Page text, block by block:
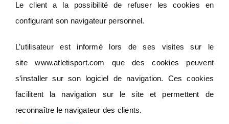
Le client a la possibilité de refuser les cookies en
configurant son navigateur personnel.
L’utilisateur est informé lors de ses visites sur le
sitewww.atletisport.com
que des cookies peuvent
s’installer sur son logiciel de navigation. Ces cookies
facilitent la navigation sur le site et permettent de
reconnaître le navigateur des clients.